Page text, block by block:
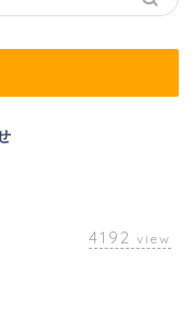
4192 view